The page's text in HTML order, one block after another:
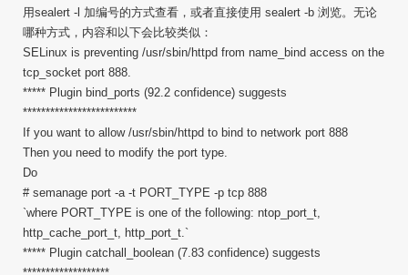
用sealert -l 加编号的方式查看，或者直接使用 sealert -b 浏览。无论
哪种方式，内容和以下会比较类似：
SELinux is preventing /usr/sbin/httpd from name_bind access on the
tcp_socket port 888.
***** Plugin bind_ports (92.2 confidence) suggests
*************************
If you want to allow /usr/sbin/httpd to bind to network port 888
Then you need to modify the port type.
Do
# semanage port -a -t PORT_TYPE -p tcp 888
`where PORT_TYPE is one of the following: ntop_port_t,
http_cache_port_t, http_port_t.`
***** Plugin catchall_boolean (7.83 confidence) suggests